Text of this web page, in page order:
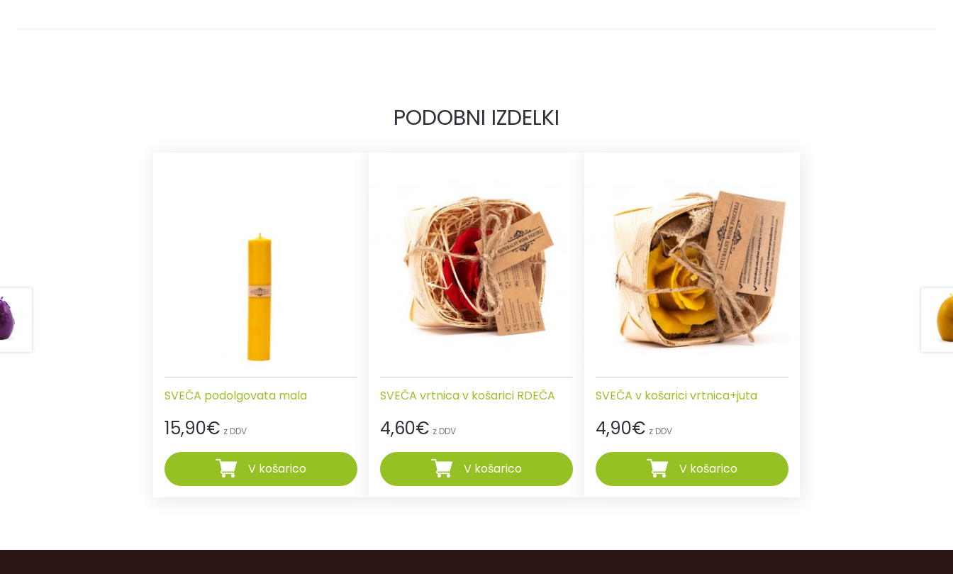
PODOBNI IZDELKI
SVEČA podolgovata mala
15,90€ z DDV
V košarico
SVEČA vrtnica v košarici RDEČA
4,60€ z DDV
V košarico
SVEČA v košarici vrtnica+juta
4,90€ z DDV
V košarico